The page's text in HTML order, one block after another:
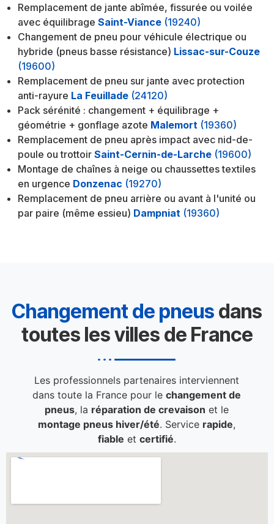
Remplacement de jante abîmée, fissurée ou voilée
avec équilibrage Saint-Viance (19240)
Changement de pneu pour véhicule électrique ou
hybride (pneus basse résistance) Lissac-sur-Couze
(19600)
Remplacement de pneu sur jante avec protection
anti-rayure La Feuillade (24120)
Pack sérénité : changement + équilibrage +
géométrie + gonflage azote Malemort (19360)
Remplacement de pneu après impact avec nid-de-
poule ou trottoir Saint-Cernin-de-Larche (19600)
Montage de chaînes à neige ou chaussettes textiles
en urgence Donzenac (19270)
Remplacement de pneu arrière ou avant à l'unité ou
par paire (même essieu) Dampniat (19360)
Changement de pneus dans
toutes les villes de France
Les professionnels partenaires interviennent
dans toute la France pour lechangement de
pneus, la réparation de crevaison et le
montage pneus hiver/été. Service rapide,
fiable et certifié.